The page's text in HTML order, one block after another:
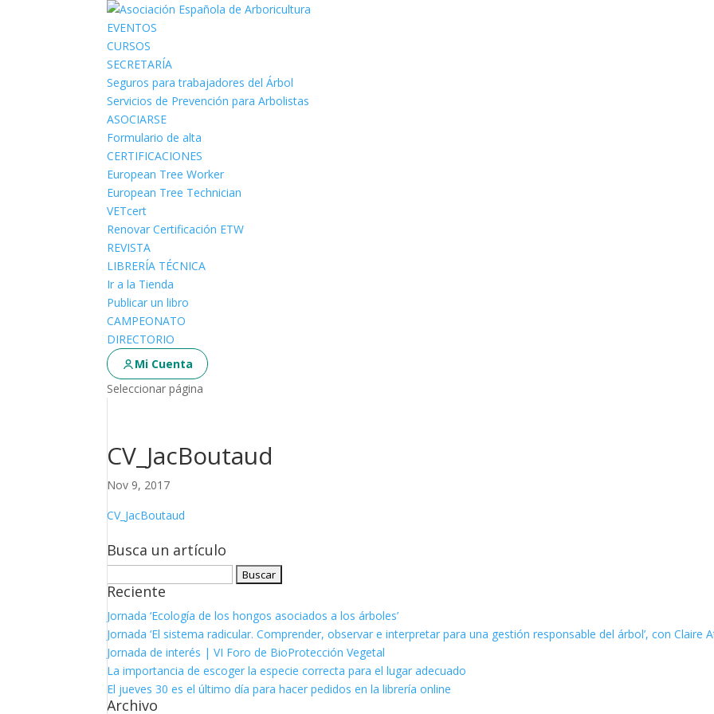
EVENTOS
CURSOS
SECRETARÍA
Seguros para trabajadores del Árbol
Servicios de Prevención para Arbolistas
ASOCIARSE
Formulario de alta
CERTIFICACIONES
European Tree Worker
European Tree Technician
VETcert
Renovar Certificación ETW
REVISTA
LIBRERÍA TÉCNICA
Ir a la Tienda
Publicar un libro
CAMPEONATO
DIRECTORIO
Mi Cuenta
Seleccionar página
CV_JacBoutaud
Nov 9, 2017
CV_JacBoutaud
Busca un artículo
Reciente
Jornada ‘Ecología de los hongos asociados a los árboles’
Jornada ‘El sistema radicular. Comprender, observar e interpretar para una gestión responsable del árbol’, con Claire
Jornada de interés | VI Foro de BioProtección Vegetal
La importancia de escoger la especie correcta para el lugar adecuado
El jueves 30 es el último día para hacer pedidos en la librería online
Archivo